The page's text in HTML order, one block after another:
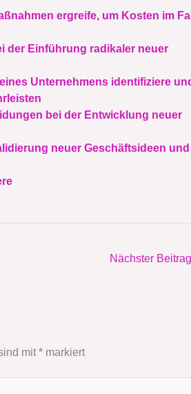
ergreife, um Kosten im
der Einführung radikaler neuer
Unternehmens identifiziere
bei der Entwicklung neuer
neuer Geschäftsideen und
Nächster Beitrag
mit * markiert